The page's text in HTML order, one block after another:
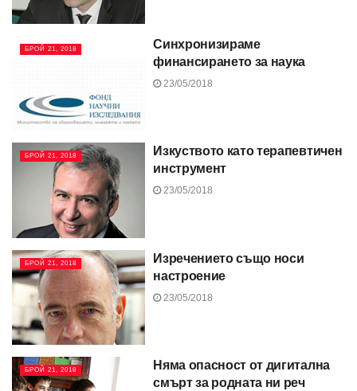
БРОЙ 21, 2018
Синхронизираме
финансирането за наука
23/05/2018
БРОЙ 21, 2018
Изкуството като терапевтичен
инструмент
23/05/2018
БРОЙ 21, 2018
Изречението също носи
настроение
23/05/2018
БРОЙ 21, 2018
Няма опасност от дигитална
смърт за родната ни реч